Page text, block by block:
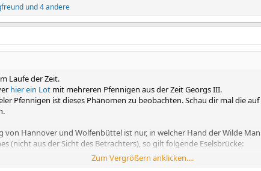
und 4 andere
Laufe der Zeit.
hier ein Lot mit mehreren Pfennigen aus der Zeit Georgs III.
Pfennigen ist dieses Phänomen zu beobachten. Schau dir mal die
Hannover und Wolfenbüttel ist nur, in welcher Hand der Wilde
(nicht aus der Sicht des Betrachters), so gilt folgende Eselsbrücke:
Zum Vergrößern anklicken....